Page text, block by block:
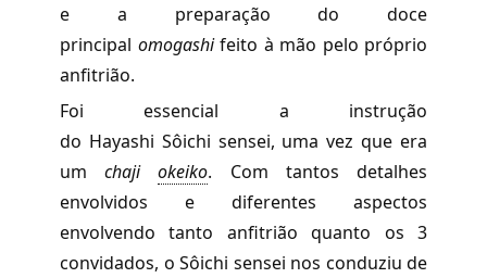
e a preparação do doce
principal omogashifeito à mão pelo próprio
anfitrião.
Foi essencial a instrução
do Hayashi Sôichi sensei, uma vez que era
umchaji okeiko. Com tantos detalhes
envolvidos e diferentes aspectos
envolvendo tanto anfitrião quanto os 3
convidados, o Sôichi sensei nos conduziu de